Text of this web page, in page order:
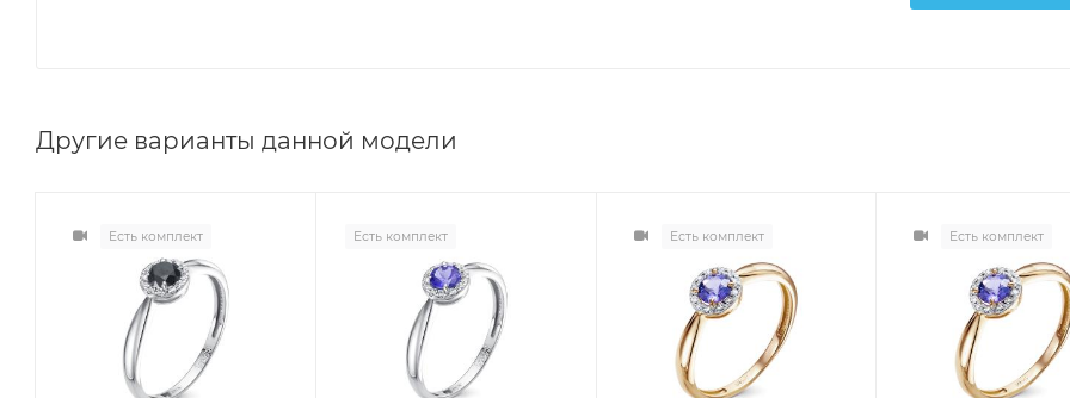
Другие варианты данной модели
Есть комплект Есть комплект Есть комплект Есть комплект